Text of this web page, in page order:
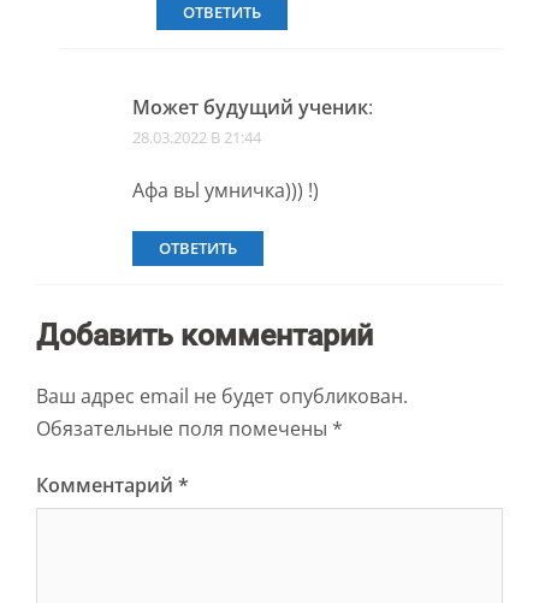
ОТВЕТИТЬ
Может будущий ученик:
28.03.2022 В 21:44
Афа вьl умничка))) !)
ОТВЕТИТЬ
Добавить комментарий
Ваш адрес email не будет опубликован.
Обязательные поля помечены *
Комментарий *